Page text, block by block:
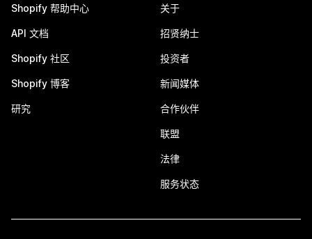
Shopify 帮助中心
API 文档
Shopify 社区
Shopify 博客
研究
关于
招贤纳士
投资者
新闻媒体
合作伙伴
联盟
法律
服务状态